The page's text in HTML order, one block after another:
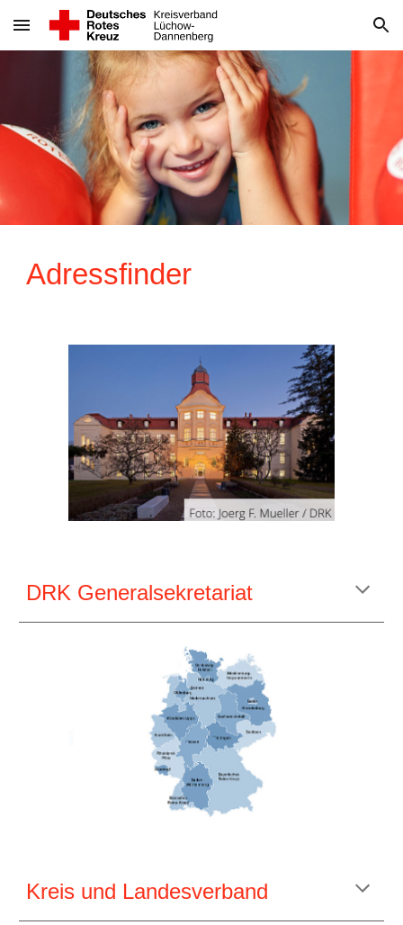
Skip to main content Skip to navigation
Adressfinder
DRK Generalsekretariat
Kreis und Landesverband